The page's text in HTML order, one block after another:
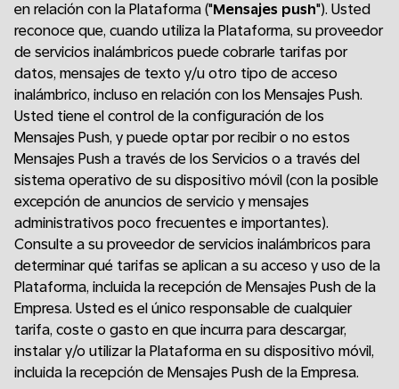
en relación con la Plataforma ("Mensajes push"). Usted
reconoce que, cuando utiliza la Plataforma, su proveedor
de servicios inalámbricos puede cobrarle tarifas por
datos, mensajes de texto y/u otro tipo de acceso
inalámbrico, incluso en relación con los Mensajes Push.
Usted tiene el control de la configuración de los
Mensajes Push, y puede optar por recibir o no estos
Mensajes Push a través de los Servicios o a través del
sistema operativo de su dispositivo móvil (con la posible
excepción de anuncios de servicio y mensajes
administrativos poco frecuentes e importantes).
Consulte a su proveedor de servicios inalámbricos para
determinar qué tarifas se aplican a su acceso y uso de la
Plataforma, incluida la recepción de Mensajes Push de la
Empresa. Usted es el único responsable de cualquier
tarifa, coste o gasto en que incurra para descargar,
instalar y/o utilizar la Plataforma en su dispositivo móvil,
incluida la recepción de Mensajes Push de la Empresa.